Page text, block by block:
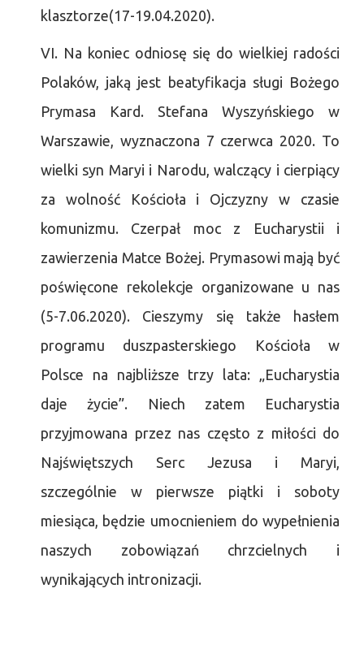
klasztorze(17-19.04.2020).
VI. Na koniec odniosę się do wielkiej radości
Polaków, jaką jest beatyfikacja sługi Bożego
Prymasa Kard. Stefana Wyszyńskiego w
Warszawie, wyznaczona 7 czerwca 2020. To
wielki syn Maryi i Narodu, walczący i cierpiący
za wolność Kościoła i Ojczyzny w czasie
komunizmu. Czerpał moc z Eucharystii i
zawierzenia Matce Bożej. Prymasowi mają być
poświęcone rekolekcje organizowane u nas
(5-7.06.2020). Cieszymy się także hasłem
programu duszpasterskiego Kościoła w
Polsce na najbliższe trzy lata: „Eucharystia
daje życie”. Niech zatem Eucharystia
przyjmowana przez nas często z miłości do
Najświętszych Serc Jezusa i Maryi,
szczególnie w pierwsze piątki i soboty
miesiąca, będzie umocnieniem do wypełnienia
naszych zobowiązań chrzcielnych i
wynikających intronizacji.